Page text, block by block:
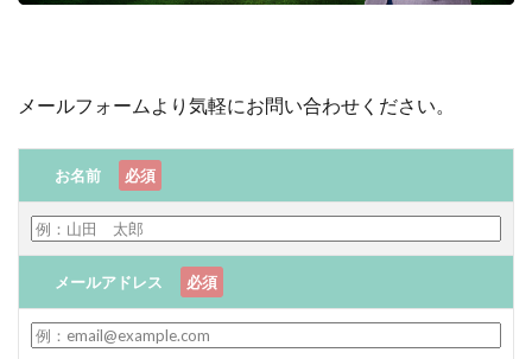
メールフォームより気軽にお問い合わせください。
お名前 必須
メールアドレス 必須